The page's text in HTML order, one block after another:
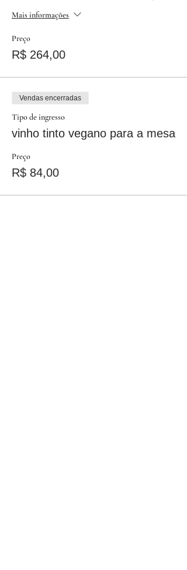
Mais informações
Preço
R$ 264,00
Vendas encerradas
Tipo de ingresso
vinho tinto vegano para a mesa
Preço
R$ 84,00